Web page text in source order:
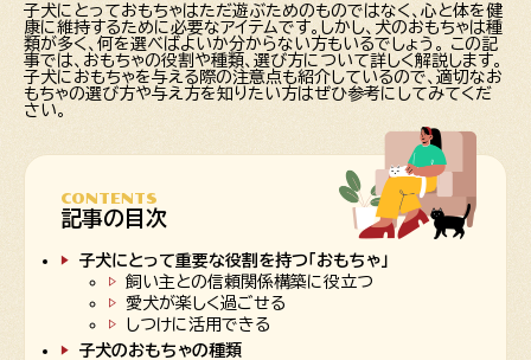
子犬にとっておもちゃはただ遊ぶためのものではなく、心と体を健
康に維持するために必要なアイテムです。しかし、犬のおもちゃは種
類が多く、何を選べばよいか分からない方もいるでしょう。 この記
事では、おもちゃの役割や種類、選び方について詳しく解説します。
子犬におもちゃを与える際の注意点も紹介しているので、適切なお
もちゃの選び方や与え方を知りたい方はぜひ参考にしてみてくだ
さい。
CONTENTS
記事の目次
子犬にとって重要な役割を持つ「おもちゃ」
飼い主との信頼関係構築に役立つ
愛犬が楽しく過ごせる
しつけに活用できる
子犬のおもちゃの種類